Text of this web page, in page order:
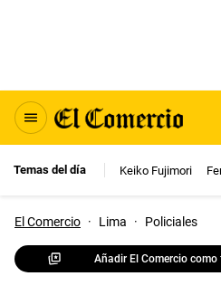
Temas del día Keiko Fujimori
El Comercio · Lima · Policiales
Añadir El Comercio como